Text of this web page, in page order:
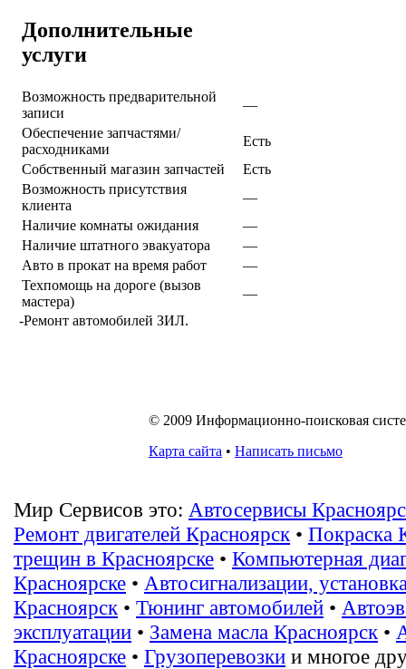
Дополнительные
услуги
Возможность предварительной
записи
—
Обеспечение запчастями/
расходниками
Есть
Собственный магазин запчастей
Есть
Возможность присутствия
клиента
—
Наличие комнаты ожидания
—
Наличие штатного эвакуатора
—
Авто в прокат на время работ
—
Техпомощь на дороге (вызов
мастера)
—
-Ремонт автомобилей ЗИЛ.
© 2009 Информационно-поисковая
Карта сайта • Написать письмо
Мир Сервисов это: Автосервисы
Ремонт двигателей Красноярск • Покраска
трещин в Красноярске • Компьютерная
Красноярске • Автосигнализации,
Красноярск • Тюнинг автомобилей •
эксплуатации • Замена масла Красноярск •
Красноярске • Грузоперевозки и многое